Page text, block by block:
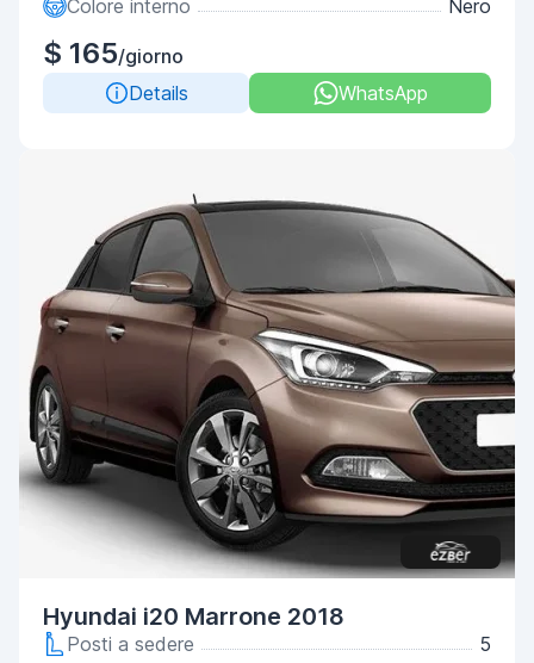
Colore interno
Nero
$ 165/giorno
Details
WhatsApp
Hyundai i20 Marrone 2018
Posti a sedere
5